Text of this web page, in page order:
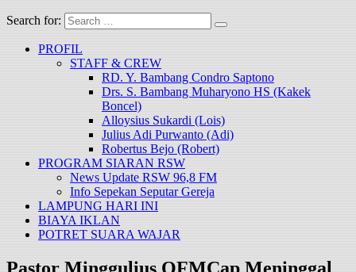
Search for:
PROFIL
STAFF & CREW
RD. Y. Bambang Condro Saptono
Drs. S. Bambang Muharyono HS (Kakek
Boncel)
Alloysius Sukardi (Lois)
Julius Adi Purwanto (Adi)
Robertus Bejo (Robert)
PROGRAM SIARAN RSW
News Update RSW 96,8 FM
Info Sepekan Seputar Gereja
LAMPUNG HARI INI
BIAYA IKLAN
POTRET SUARA WAJAR
Pastor Minggulius OFMCap Meninggal